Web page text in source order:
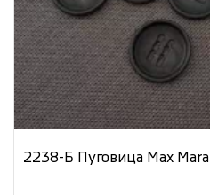
2238-Б Пуговица Max Mara